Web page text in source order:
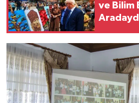
ve Bilim